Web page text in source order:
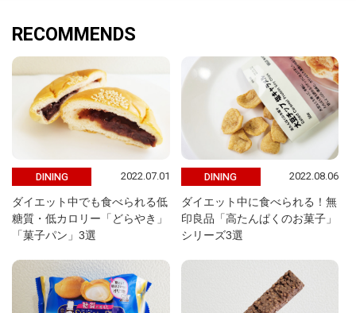
RECOMMENDS
DINING 2022.07.01
ダイエット中でも食べられる低
糖質・低カロリー「どらやき」
「菓子パン」3選
DINING 2022.08.06
ダイエット中に食べられる！無
印良品「高たんぱくのお菓子」
シリーズ3選